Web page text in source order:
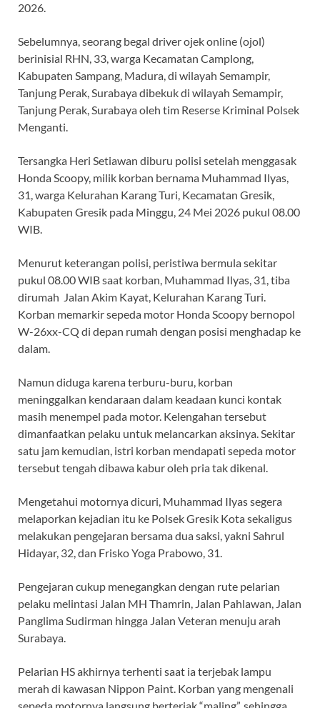
2026.
Sebelumnya, seorang begal driver ojek online (ojol)
berinisial RHN, 33, warga Kecamatan Camplong,
Kabupaten Sampang, Madura, di wilayah Semampir,
Tanjung Perak, Surabaya dibekuk di wilayah Semampir,
Tanjung Perak, Surabaya oleh tim Reserse Kriminal Polsek
Menganti.
Tersangka Heri Setiawan diburu polisi setelah menggasak
Honda Scoopy, milik korban bernama Muhammad Ilyas,
31, warga Kelurahan Karang Turi, Kecamatan Gresik,
Kabupaten Gresik pada Minggu, 24 Mei 2026 pukul 08.00
WIB.
Menurut keterangan polisi, peristiwa bermula sekitar
pukul 08.00 WIB saat korban, Muhammad Ilyas, 31, tiba
dirumah Jalan Akim Kayat, Kelurahan Karang Turi.
Korban memarkir sepeda motor Honda Scoopy bernopol
W-26xx-CQ di depan rumah dengan posisi menghadap ke
dalam.
Namun diduga karena terburu-buru, korban
meninggalkan kendaraan dalam keadaan kunci kontak
masih menempel pada motor. Kelengahan tersebut
dimanfaatkan pelaku untuk melancarkan aksinya. Sekitar
satu jam kemudian, istri korban mendapati sepeda motor
tersebut tengah dibawa kabur oleh pria tak dikenal.
Mengetahui motornya dicuri, Muhammad Ilyas segera
melaporkan kejadian itu ke Polsek Gresik Kota sekaligus
melakukan pengejaran bersama dua saksi, yakni Sahrul
Hidayar, 32, dan Frisko Yoga Prabowo, 31.
Pengejaran cukup menegangkan dengan rute pelarian
pelaku melintasi Jalan MH Thamrin, Jalan Pahlawan, Jalan
Panglima Sudirman hingga Jalan Veteran menuju arah
Surabaya.
Pelarian HS akhirnya terhenti saat ia terjebak lampu
merah di kawasan Nippon Paint. Korban yang mengenali